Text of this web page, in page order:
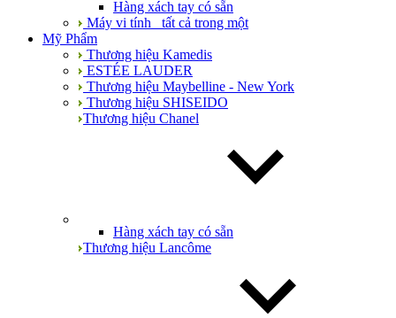
Hàng xách tay có sẵn
Máy vi tính_ tất cả trong một
Mỹ Phẩm
Thương hiệu Kamedis
ESTÉE LAUDER
Thương hiệu Maybelline - New York
Thương hiệu SHISEIDO
Thương hiệu Chanel
Hàng xách tay có sẵn
Thương hiệu Lancôme